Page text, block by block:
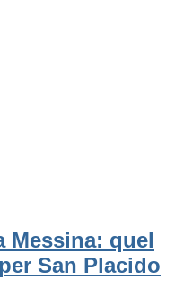
Messina: quel
San Placido